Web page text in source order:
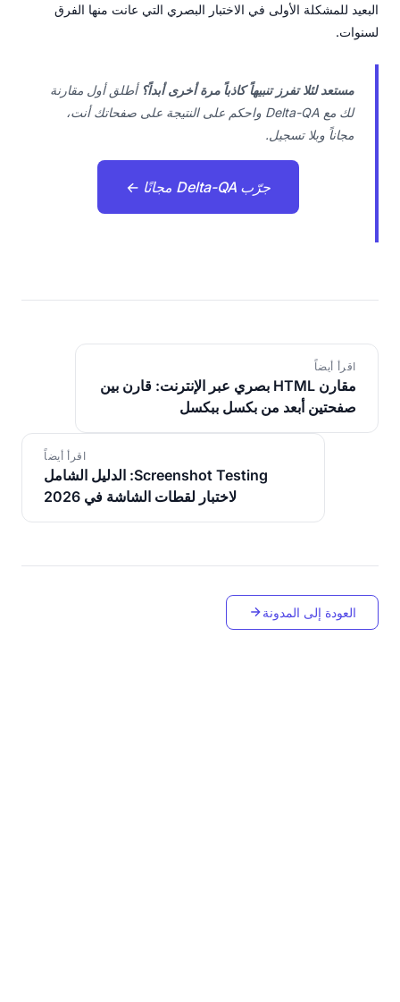
البعيد للمشكلة الأولى في الاختبار البصري التي عانت منها الفرق
لسنوات.
مستعد لئلا تفرز تنبيهاً كاذباً مرة أخرى أبداً؟ أطلق أول مقارنة
لك مع Delta-QA واحكم على النتيجة على صفحاتك أنت،
مجاناً وبلا تسجيل.
جرّب Delta-QA مجانًا ←
اقرأ أيضاً
مقارن HTML بصري عبر الإنترنت: قارن بين
صفحتين أبعد من بكسل ببكسل
اقرأ أيضاً
Screenshot Testing: الدليل الشامل
لاختبار لقطات الشاشة في 2026
العودة إلى المدونة